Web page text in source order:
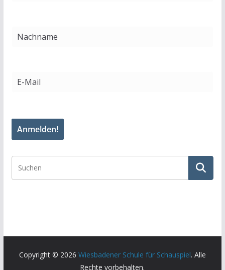
Copyright © 2026 Wiesbadener Schule für Schauspiel. Alle
Rechte vorbehalten.